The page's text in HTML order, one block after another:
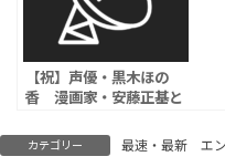
【祝】声優・黒木ほの
香 漫画家・安藤正基と
カテゴリー 最速・最新 エン